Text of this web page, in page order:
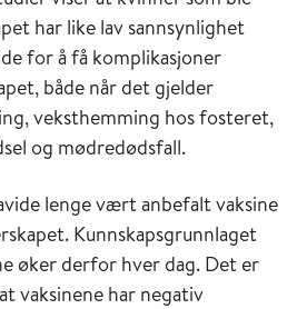
har like lav sannsynlighet
for å få komplikasjoner
både når det gjelder
veksthemming hos fosteret,
og mødredødsfall.
lenge vært anbefalt vaksine
Kunnskapsgrunnlaget
øker derfor hver dag. Det er
vaksinene har negativ